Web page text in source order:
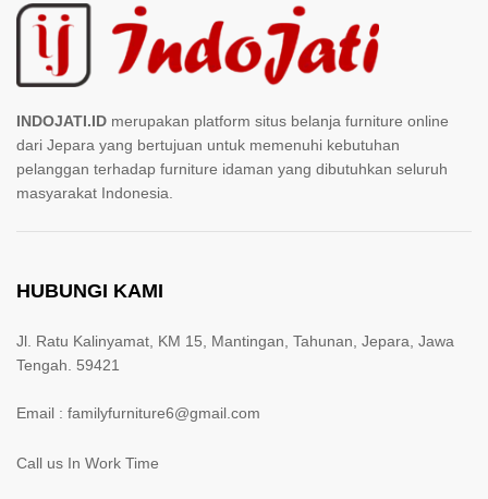
INDOJATI.ID merupakan platform situs belanja furniture online
dari Jepara yang bertujuan untuk memenuhi kebutuhan
pelanggan terhadap furniture idaman yang dibutuhkan seluruh
masyarakat Indonesia.
HUBUNGI KAMI
Jl. Ratu Kalinyamat, KM 15, Mantingan, Tahunan, Jepara, Jawa
Tengah. 59421
Email : familyfurniture6@gmail.com
Call us In Work Time